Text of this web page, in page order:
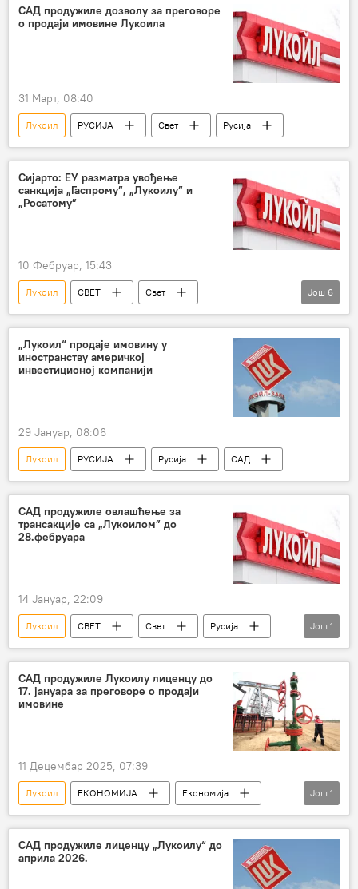
САД продужиле дозволу за преговоре
о продаји имовине Лукоила
31 Март, 08:40
Лукоил РУСИЈА Свет Русија
Сијарто: ЕУ разматра увођење
санкција „Гаспрому”, „Лукоилу” и
„Росатому”
10 Фебруар, 15:43
Лукоил СВЕТ
Свет
Свет – политика
Мађарска
Русија
санкције
Росатом
Још 6
„Лукоил“ продаје имовину у
иностранству америчкој
инвестиционој компанији
29 Јануар, 08:06
Лукоил РУСИЈА Русија САД
САД продужиле овлашћење за
трансакције са „Лукоилом” до
28.фебруара
14 Јануар, 22:09
Лукоил СВЕТ Свет
Русија
САД
Још 1
САД продужиле Лукоилу лиценцу до
17. јануара за преговоре о продаји
имовине
11 Децембар 2025, 07:39
Лукоил ЕКОНОМИЈА
Економија
Свет – економија
Још 1
САД продужиле лиценцу „Лукоилу“ до
априла 2026.